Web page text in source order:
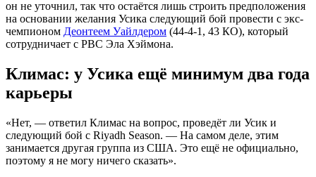
он не уточнил, так что остаётся лишь строить предположения
на основании желания Усика следующий бой провести с экс-
чемпионом Деонтеем Уайлдером (44-4-1, 43 КО), который
сотрудничает с PBC Эла Хэймона.
Климас: у Усика ещё минимум два года
карьеры
«Нет, — ответил Климас на вопрос, проведёт ли Усик и
следующий бой с Riyadh Season. — На самом деле, этим
занимается другая группа из США. Это ещё не официально,
поэтому я не могу ничего сказать».